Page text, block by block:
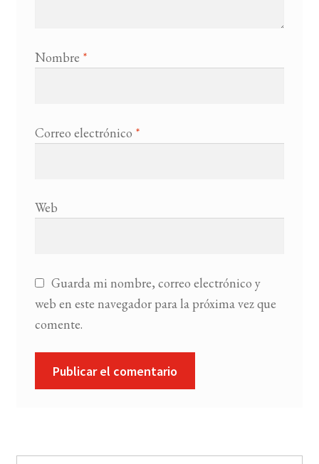
Nombre *
Correo electrónico *
Web
Guarda mi nombre, correo electrónico y
web en este navegador para la próxima vez que
comente.